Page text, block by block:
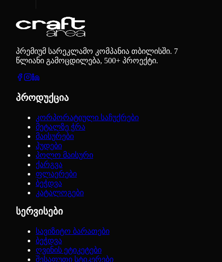
პრემიუმ სარეკლამო კომპანია თბილისში. 7
წლიანი გამოცდილება, 500+ პროექტი.
პროდუქცია
კორპორატიული საჩუქრები
მეტალზე ჭრა
მაისურები
ჰუდები
პოლო მაისური
ქარგვა
ფლაერები
ბეჭდვა
კატალოგები
სერვისები
სავიზიტო ბარათები
ბეჭდვა
ღვინის ეტიკეტები
შესაფუთი სტიკერები